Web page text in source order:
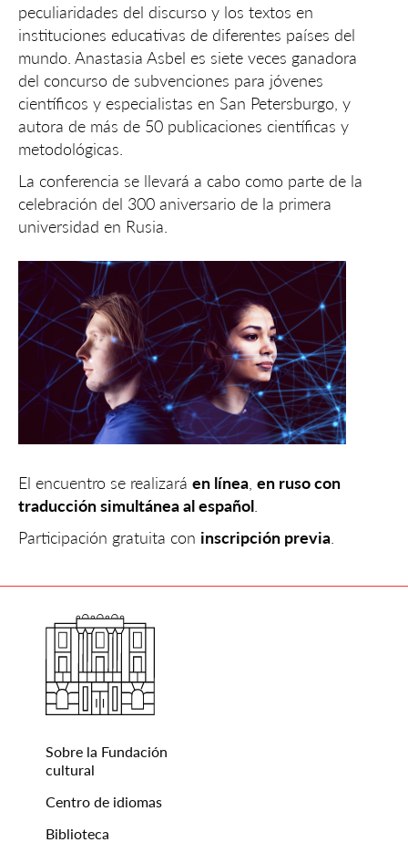
peculiaridades del discurso y los textos en
instituciones educativas de diferentes países del
mundo. Anastasia Asbel es siete veces ganadora
del concurso de subvenciones para jóvenes
científicos y especialistas en San Petersburgo, y
autora de más de 50 publicaciones científicas y
metodológicas.
La conferencia se llevará a cabo como parte de la
celebración del 300 aniversario de la primera
universidad en Rusia.
El encuentro se realizará en línea en ruso con
traducción simultánea al español
Participación gratuita con inscripción previa
Sobre la Fundación
cultural
Centro de idiomas
Biblioteca